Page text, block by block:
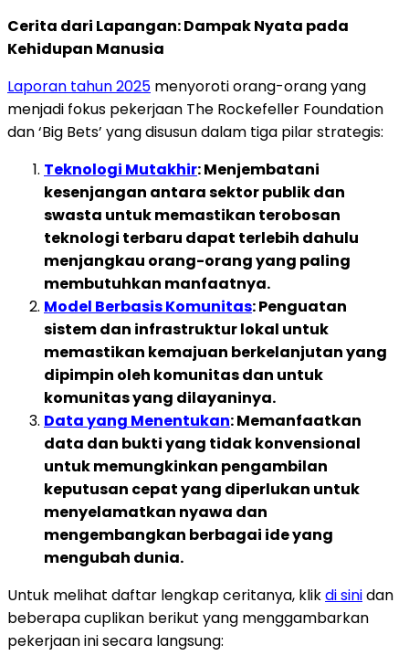
Cerita dari Lapangan: Dampak Nyata pada
Kehidupan Manusia
Laporan tahun 2025 menyoroti orang-orang yang
menjadi fokus pekerjaan The Rockefeller Foundation
dan ‘Big Bets’ yang disusun dalam tiga pilar strategis:
Teknologi Mutakhir: Menjembatani
kesenjangan antara sektor publik dan
swasta untuk memastikan terobosan
teknologi terbaru dapat terlebih dahulu
menjangkau orang-orang yang paling
membutuhkan manfaatnya.
Model Berbasis Komunitas: Penguatan
sistem dan infrastruktur lokal untuk
memastikan kemajuan berkelanjutan yang
dipimpin oleh komunitas dan untuk
komunitas yang dilayaninya.
Data yang Menentukan: Memanfaatkan
data dan bukti yang tidak konvensional
untuk memungkinkan pengambilan
keputusan cepat yang diperlukan untuk
menyelamatkan nyawa dan
mengembangkan berbagai ide yang
mengubah dunia.
Untuk melihat daftar lengkap ceritanya, klikdi sinidan
beberapa cuplikan berikut yang menggambarkan
pekerjaan ini secara langsung: